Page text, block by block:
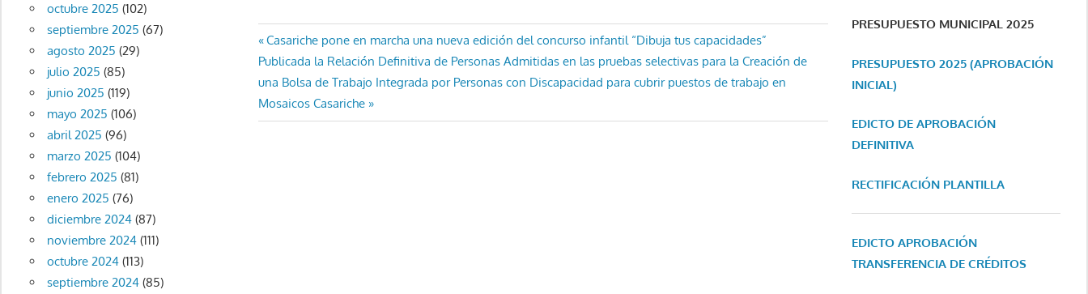
Navegación
de
entradas
Entrada
anterior:
Casariche pone en marcha una nueva edición del concurso infantil “Dibuja tus capacidades”
Entrada
siguiente:
Publicada la Relación Definitiva de Personas Admitidas en las pruebas selectivas para la Creación de
una Bolsa de Trabajo Integrada por Personas con Discapacidad para cubrir puestos de trabajo en
Mosaicos Casariche
octubre 2025 (102)
septiembre 2025 (67)
agosto 2025 (29)
julio 2025 (85)
junio 2025 (119)
mayo 2025 (106)
abril 2025 (96)
marzo 2025 (104)
febrero 2025 (81)
enero 2025 (76)
diciembre 2024(87)
noviembre 2024(111)
octubre 2024(113)
septiembre 2024(85)
PRESUPUESTO MUNICIPAL 2025
PRESUPUESTO 2025 (APROBACIÓN
INICIAL)
EDICTO DE APROBACIÓN
DEFINITIVA
RECTIFICACIÓN PLANTILLA
EDICTO APROBACIÓN
TRANSFERENCIA DE CRÉDITOS